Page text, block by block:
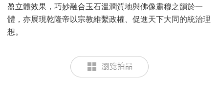
盈立體效果，巧妙融合玉石溫潤質地與佛像肅穆之韻於一
體，亦展現乾隆帝以宗教維繫政權、促進天下大同的統治理
想。